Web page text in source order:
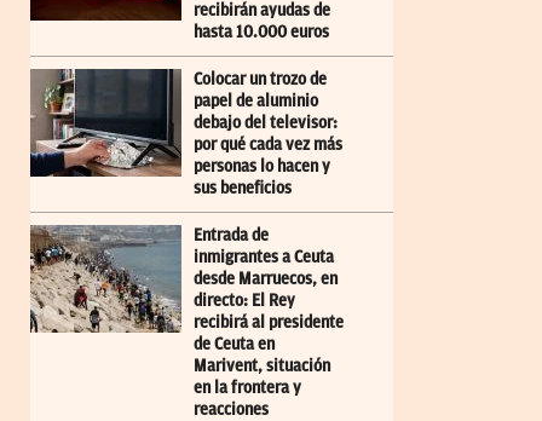
recibirán ayudas de
hasta 10.000 euros
Colocar un trozo de
papel de aluminio
debajo del televisor:
por qué cada vez más
personas lo hacen y
sus beneficios
Entrada de
inmigrantes a Ceuta
desde Marruecos, en
directo: El Rey
recibirá al presidente
de Ceuta en
Marivent, situación
en la frontera y
reacciones